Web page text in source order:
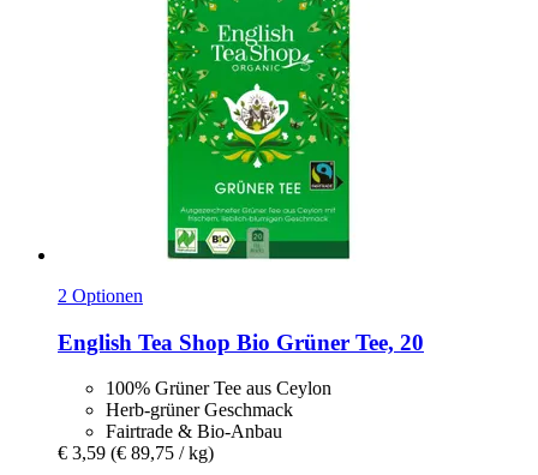
2 Optionen
English Tea Shop Bio Grüner Tee, 20
100% Grüner Tee aus Ceylon
Herb-grüner Geschmack
Fairtrade & Bio-Anbau
€ 3,59 (€ 89,75 / kg)